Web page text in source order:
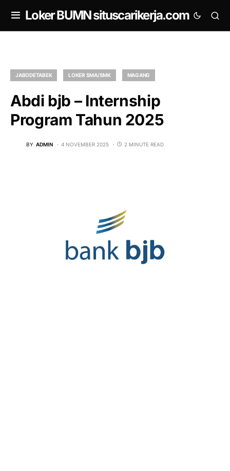
Loker BUMN situscarikerja.com
JABODETABEK LOKER SMA/SMK MAGANG
Abdi bjb – Internship
Program Tahun 2025
BY ADMIN 4 NOVEMBER 2025 2 MINUTE READ